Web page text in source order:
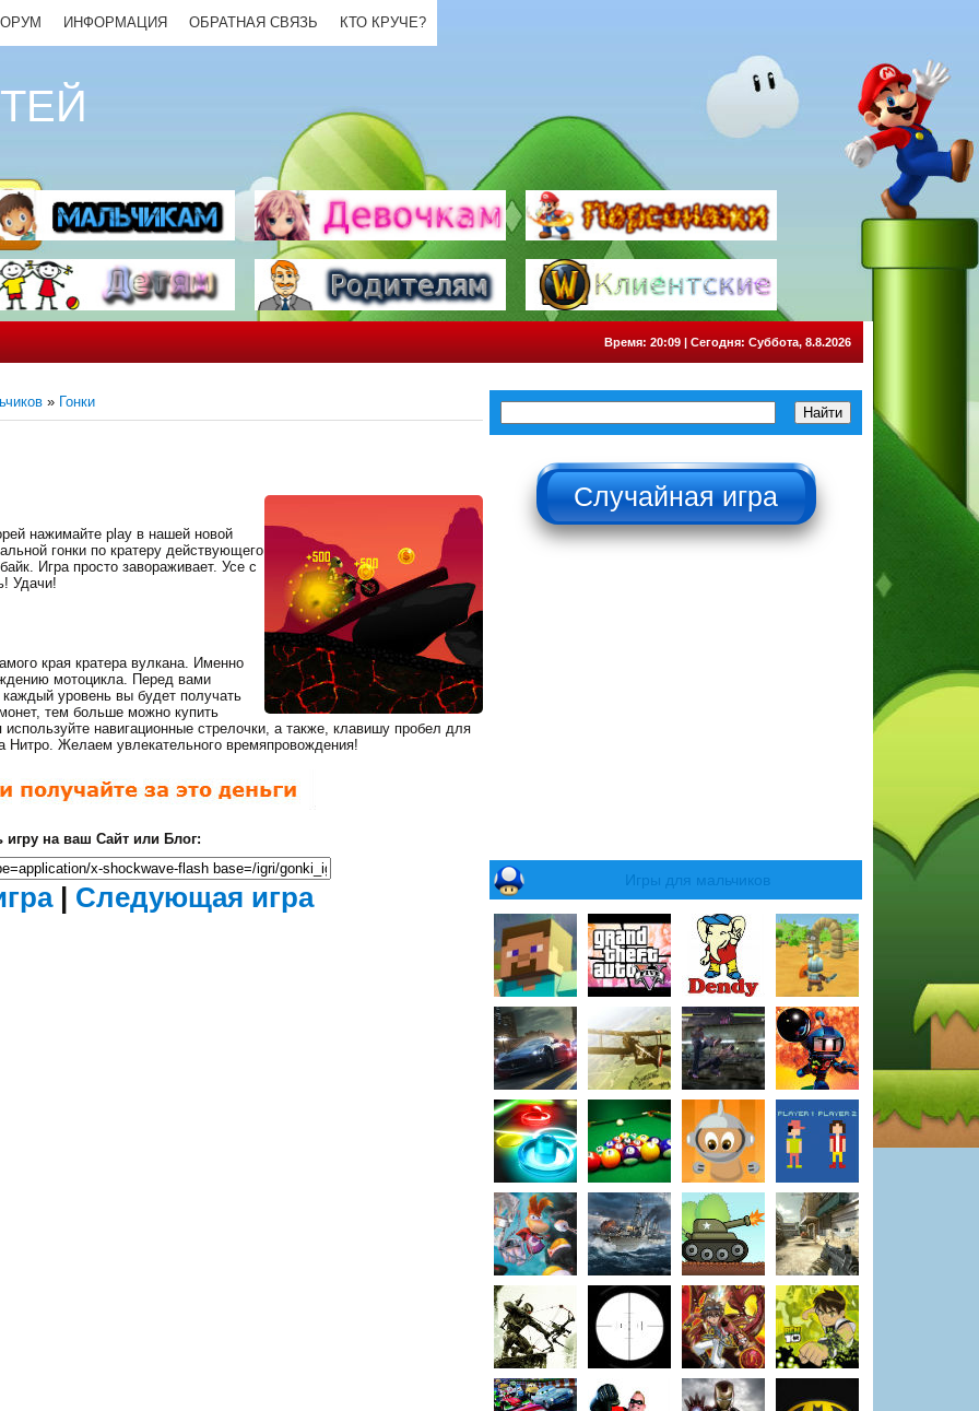
ИНФОРМАЦИЯ ОБРАТНАЯ СВЯЗЬ КТО КРУЧЕ?
Мертвый Зед 2
(Убить Зомби)
Ходячие
мертвецы
танки
Время: 20:09 | Сегодня: Суббота, 8.8.2026
» Гонки
нажимайте play в нашей новой
гонки по кратеру действующего
Игра просто завораживает. Усе с
Удачи!
края кратера вулкана. Именно
мотоцикла. Перед вами
уровень вы будет получать
тем больше можно купить
навигационные стрелочки, а также, клавишу пробел для
Желаем увлекательного времяпровождения!
Загрузка...
Закрыть
рекламу
Идет
загрузка...
игру на ваш Сайт или Блог:
| Следующая игра
НЕ НАЖИМАТЬ!!!
Игры для мальчиков